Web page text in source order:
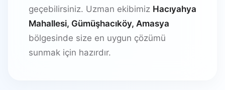
geçebilirsiniz. Uzman ekibimiz Hacıyahya
Mahallesi, Gümüşhacıköy, Amasya
bölgesinde size en uygun çözümü
sunmak için hazırdır.